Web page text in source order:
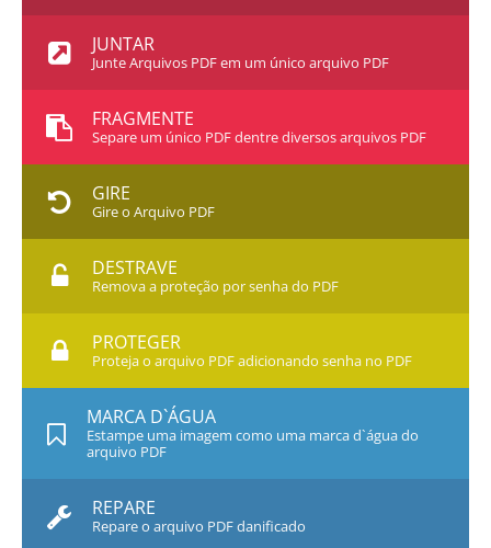
JUNTAR
Junte Arquivos PDF em um único arquivo PDF
FRAGMENTE
Separe um único PDF dentre diversos arquivos PDF
GIRE
Gire o Arquivo PDF
DESTRAVE
Remova a proteção por senha do PDF
PROTEGER
Proteja o arquivo PDF adicionando senha no PDF
MARCA D`ÁGUA
Estampe uma imagem como uma marca d`água do
arquivo PDF
REPARE
Repare o arquivo PDF danificado